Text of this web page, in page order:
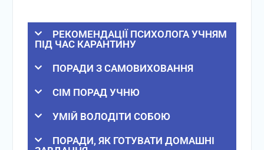
РЕКОМЕНДАЦІЇ ПСИХОЛОГА УЧНЯМ
ПІД ЧАС КАРАНТИНУ
ПОРАДИ З САМОВИХОВАННЯ
СІМ ПОРАД УЧНЮ
УМІЙ ВОЛОДІТИ СОБОЮ
ПОРАДИ, ЯК ГОТУВАТИ ДОМАШНІ